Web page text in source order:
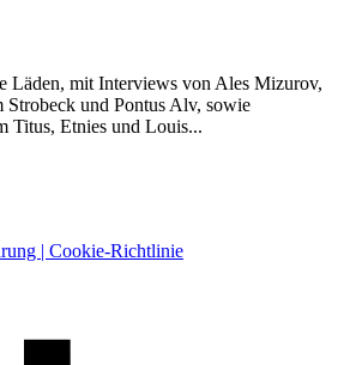
Läden, mit Interviews von Ales Mizurov,
und Pontus Alv, sowie
Titus, Etnies und Louis...
| Cookie-Richtlinie